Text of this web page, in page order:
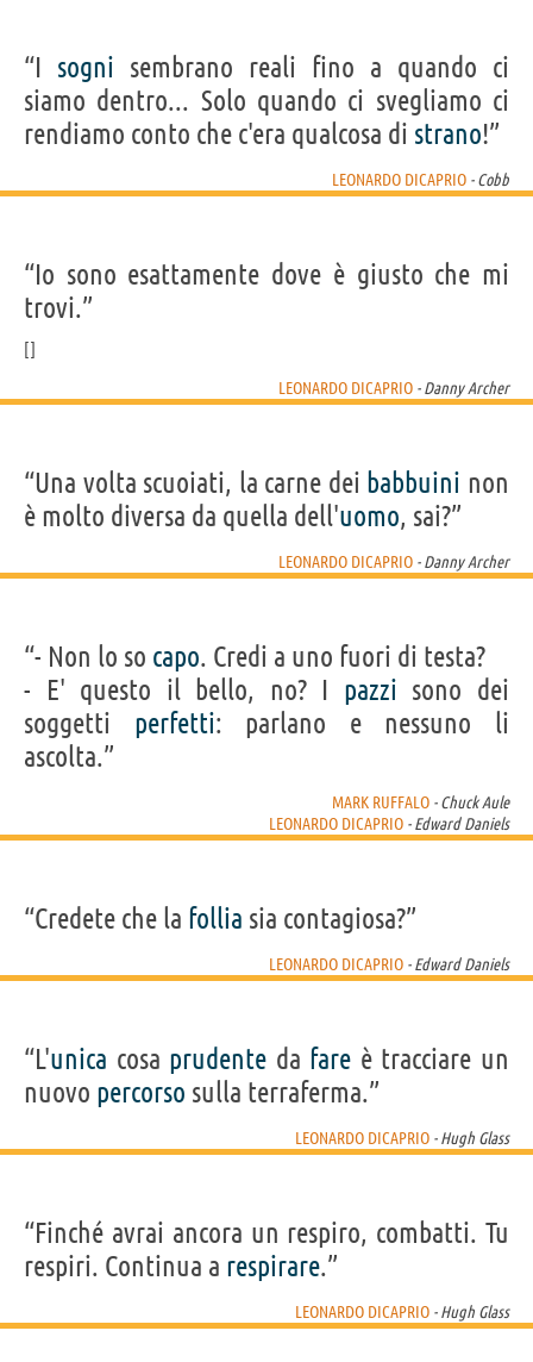
“I sogni sembrano reali fino a quando ci
siamo dentro... Solo quando ci svegliamo ci
rendiamo conto che c'era qualcosa di strano!”
LEONARDO DICAPRIO - Cobb
“Io sono esattamente dove è giusto che mi
trovi.”
LEONARDO DICAPRIO - Danny Archer
“Una volta scuoiati, la carne dei babbuini non
è molto diversa da quella dell'uomo, sai?”
LEONARDO DICAPRIO - Danny Archer
“- Non lo so capo. Credi a uno fuori di testa?
- E' questo il bello, no? I pazzi sono dei
soggetti perfetti: parlano e nessuno li
ascolta.”
MARK RUFFALO - Chuck Aule
LEONARDO DICAPRIO - Edward Daniels
“Credete che la follia sia contagiosa?”
LEONARDO DICAPRIO - Edward Daniels
“L'unica cosa prudente da fare è tracciare un
nuovo percorso sulla terraferma.”
LEONARDO DICAPRIO - Hugh Glass
“Finché avrai ancora un respiro, combatti. Tu
respiri. Continua a respirare.”
LEONARDO DICAPRIO - Hugh Glass